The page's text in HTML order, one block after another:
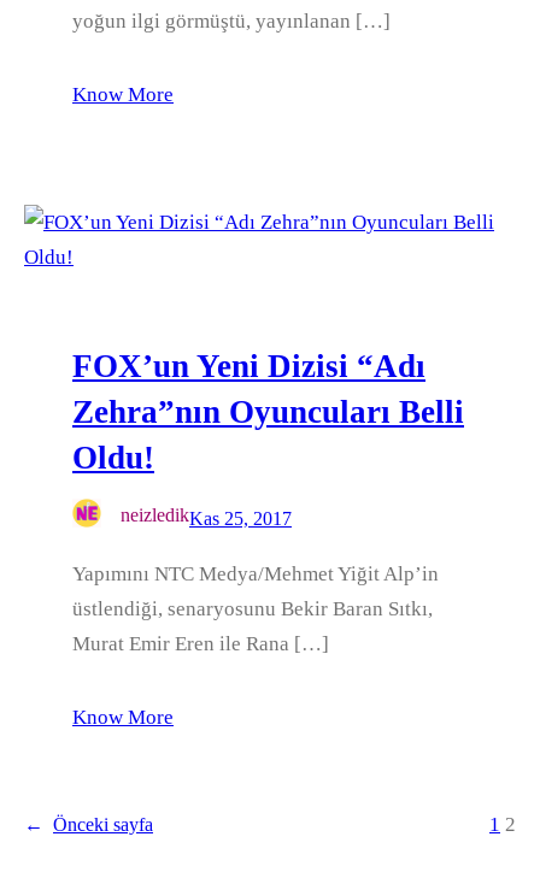
yoğun ilgi görmüştü, yayınlanan […]
Know More
FOX’un Yeni Dizisi “Adı
Zehra”nın Oyuncuları Belli
Oldu!
neizledikKas 25, 2017
Yapımını NTC Medya/Mehmet Yiğit Alp’in
üstlendiği, senaryosunu Bekir Baran Sıtkı,
Murat Emir Eren ile Rana […]
Know More
← Önceki sayfa 1 2